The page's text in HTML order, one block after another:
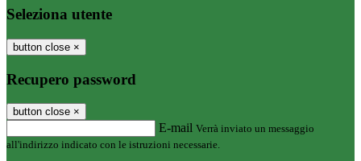
Seleziona utente
button close ×
Recupero password
button close ×
E-mail Verrà inviato un messaggio
all'indirizzo indicato con le istruzioni necessarie.